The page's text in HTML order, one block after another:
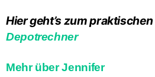
Hier geht’s zum praktischen
Depotrechner
Mehr über Jennifer